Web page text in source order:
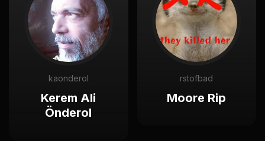
kaonderol
Kerem Ali
Önderol
rstofbad
Moore Rip